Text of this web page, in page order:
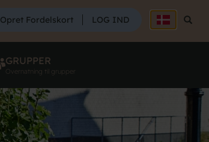
SØG
Søg
Opret Fordelskort LOG IND
GRUPPER
Overnatning til grupper